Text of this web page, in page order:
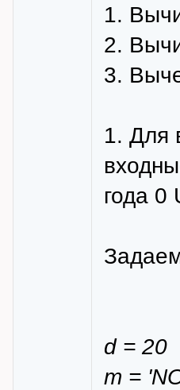
1.
2.
3.
1. Для
года 0
d = 20
m =